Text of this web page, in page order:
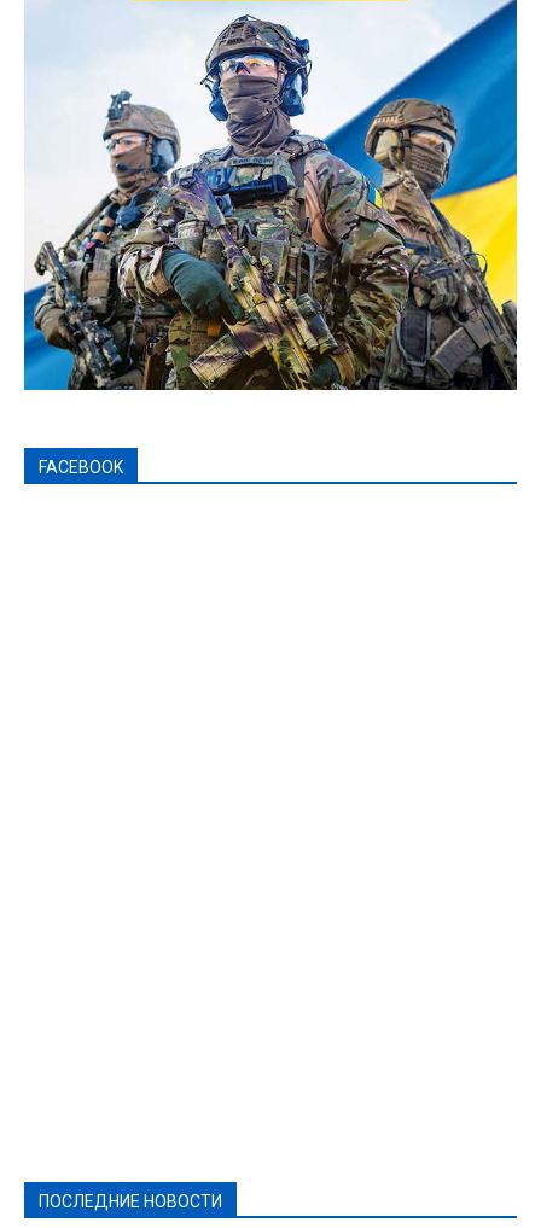
FACEBOOK
ПОСЛЕДНИЕ НОВОСТИ